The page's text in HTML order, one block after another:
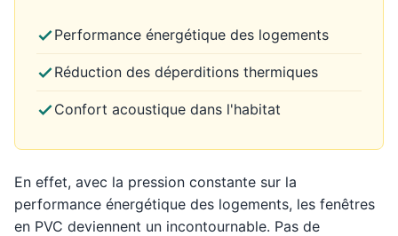
Performance énergétique des logements
Réduction des déperditions thermiques
Confort acoustique dans l'habitat
En effet, avec la pression constante sur la
performance énergétique des logements, les fenêtres
en PVC deviennent un incontournable. Pas de